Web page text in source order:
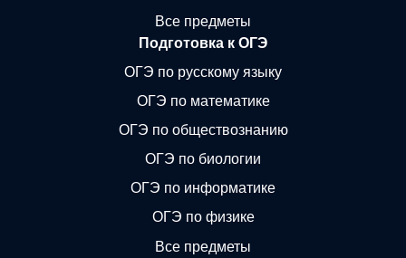
Все предметы
Подготовка к ОГЭ
ОГЭ по русскому языку
ОГЭ по математике
ОГЭ по обществознанию
ОГЭ по биологии
ОГЭ по информатике
ОГЭ по физике
Все предметы